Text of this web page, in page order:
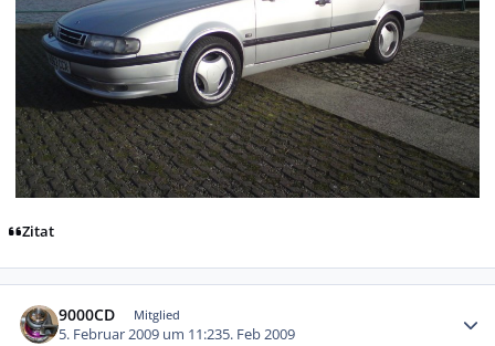
Zitat
9000CD Mitglied
5. Februar 2009 um 11:235. Feb 2009